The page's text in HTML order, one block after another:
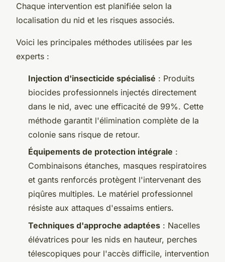
Chaque intervention est planifiée selon la
localisation du nid et les risques associés.
Voici les principales méthodes utilisées par les
experts :
Injection d'insecticide spécialisé : Produits
biocides professionnels injectés directement
dans le nid, avec une efficacité de 99%. Cette
méthode garantit l'élimination complète de la
colonie sans risque de retour.
Équipements de protection intégrale :
Combinaisons étanches, masques respiratoires
et gants renforcés protègent l'intervenant des
piqûres multiples. Le matériel professionnel
résiste aux attaques d'essaims entiers.
Techniques d'approche adaptées : Nacelles
élévatrices pour les nids en hauteur, perches
télescopiques pour l'accès difficile, intervention